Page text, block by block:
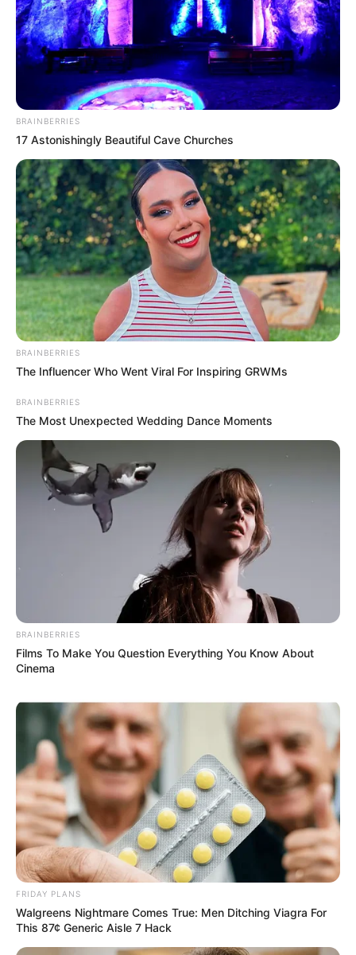
BRAINBERRIES
17 Astonishingly Beautiful Cave Churches
BRAINBERRIES
The Influencer Who Went Viral For Inspiring GRWMs
BRAINBERRIES
The Most Unexpected Wedding Dance Moments
BRAINBERRIES
Films To Make You Question Everything You Know About
Cinema
FRIDAY PLANS
Walgreens Nightmare Comes True: Men Ditching Viagra For
This 87¢ Generic Aisle 7 Hack